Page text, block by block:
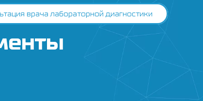
врача лабораторной диагностики